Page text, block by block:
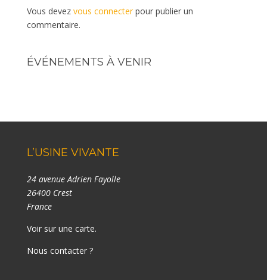
Vous devez vous connecterpour publier un
commentaire.
ÉVÉNEMENTS À VENIR
L’USINE VIVANTE
24 avenue Adrien Fayolle
26400 Crest
France
Voir sur une carte.
Nous contacter ?